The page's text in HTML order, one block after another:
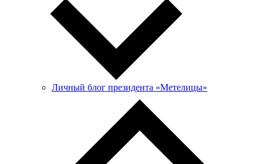
Личный блог президента «Метелицы»